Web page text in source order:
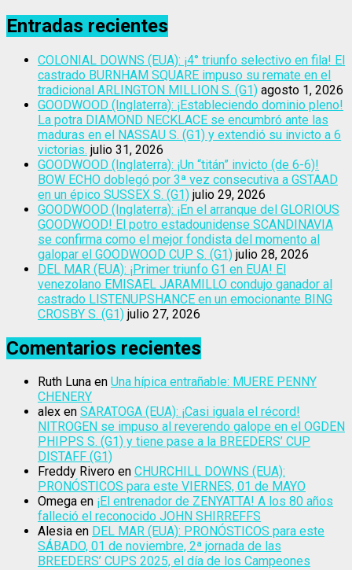
Entradas recientes
COLONIAL DOWNS (EUA): ¡4° triunfo selectivo en fila! El
castrado BURNHAM SQUARE impuso su remate en el
tradicional ARLINGTON MILLION S. (G1) agosto 1, 2026
GOODWOOD (Inglaterra): ¡Estableciendo dominio pleno!
La potra DIAMOND NECKLACE se encumbró ante las
maduras en el NASSAU S. (G1) y extendió su invicto a 6
victorias. julio 31, 2026
GOODWOOD (Inglaterra): ¡Un “titán” invicto (de 6-6)!
BOW ECHO doblegó por 3ª vez consecutiva a GSTAAD
en un épico SUSSEX S. (G1) julio 29, 2026
GOODWOOD (Inglaterra): ¡En el arranque del GLORIOUS
GOODWOOD! El potro estadounidense SCANDINAVIA
se confirma como el mejor fondista del momento al
galopar el GOODWOOD CUP S. (G1) julio 28, 2026
DEL MAR (EUA): ¡Primer triunfo G1 en EUA! El
venezolano EMISAEL JARAMILLO condujo ganador al
castrado LISTENUPSHANCE en un emocionante BING
CROSBY S. (G1) julio 27, 2026
Comentarios recientes
Ruth Luna en Una hípica entrañable: MUERE PENNY
CHENERY
alex en SARATOGA (EUA): ¡Casi iguala el récord!
NITROGEN se impuso al reverendo galope en el OGDEN
PHIPPS S. (G1) y tiene pase a la BREEDERS’ CUP
DISTAFF (G1)
Freddy Rivero en CHURCHILL DOWNS (EUA):
PRONÓSTICOS para este VIERNES, 01 de MAYO
Omega en ¡El entrenador de ZENYATTA! A los 80 años
falleció el reconocido JOHN SHIRREFFS
Alesia en DEL MAR (EUA): PRONÓSTICOS para este
SÁBADO, 01 de noviembre, 2ª jornada de las
BREEDERS’ CUPS 2025, el día de los Campeones